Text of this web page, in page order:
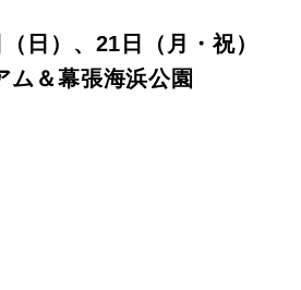
）、21日（月・祝）
＆幕張海浜公園